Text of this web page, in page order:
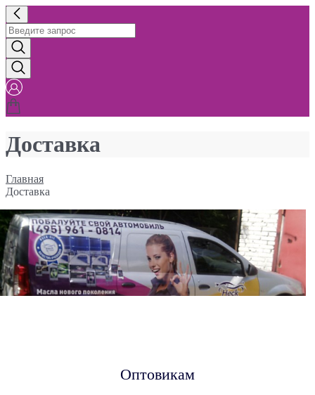
Доставка
Главная
Доставка
Оптовикам